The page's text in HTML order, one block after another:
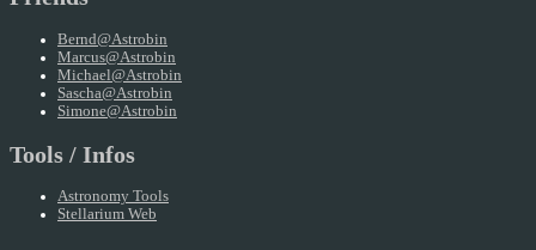
Bernd@Astrobin
Marcus@Astrobin
Michael@Astrobin
Sascha@Astrobin
Simone@Astrobin
Tools / Infos
Astronomy Tools
Stellarium Web